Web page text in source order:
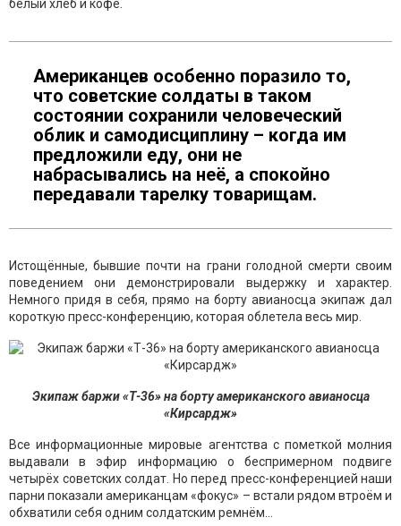
белый хлеб и кофе.
Американцев особенно поразило то,
что советские солдаты в таком
состоянии сохранили человеческий
облик и самодисциплину – когда им
предложили еду, они не
набрасывались на неё, а спокойно
передавали тарелку товарищам.
Истощённые, бывшие почти на грани голодной смерти своим
поведением они демонстрировали выдержку и характер.
Немного придя в себя, прямо на борту авианосца экипаж дал
короткую пресс-конференцию, которая облетела весь мир.
Экипаж баржи «Т-36» на борту американского авианосца
«Кирсардж»
Все информационные мировые агентства с пометкой молния
выдавали в эфир информацию о беспримерном подвиге
четырёх советских солдат. Но перед пресс-конференцией наши
парни показали американцам «фокус» – встали рядом втроём и
обхватили себя одним солдатским ремнём…